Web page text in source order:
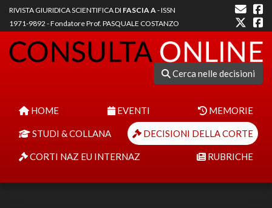
RIVISTA GIURIDICA SCIENTIFICA DI FASCIA A- ISSN
1971-9892 - Fondatore Prof. PASQUALE COSTANZO
Cerca nelle decisioni
HOME EVENTI MEMORIE
STUDI & COLLANA DECISIONI DELLA CORTE
CORTI NAZ EU INTERNAZ RUBRICHE